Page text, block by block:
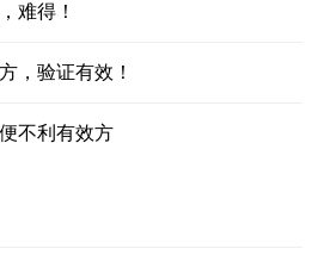
难得！
，验证有效！
不利有效方